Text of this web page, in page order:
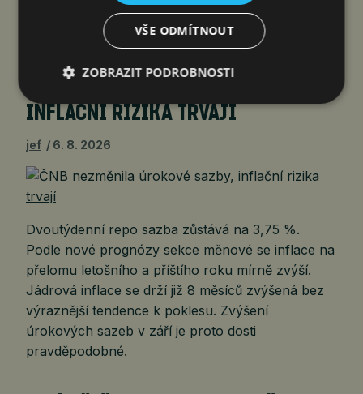
ohrožení nebo hrozící ztráty a tím spustí silnou
emoční a stresovou reakci.
INFLAČNÍ RIZIKA TRVAJÍ
jef 6. 8. 2026
Dvoutýdenní repo sazba zůstává na 3,75 %.
Podle nové prognózy sekce měnové se inflace na
přelomu letošního a příštího roku mírně zvýší.
Jádrová inflace se drží již 8 měsíců zvýšená bez
výraznější tendence k poklesu. Zvýšení
úrokových sazeb v září je proto dosti
pravděpodobné.
VŠE ODMÍTNOUT
ZOBRAZIT PODROBNOSTI